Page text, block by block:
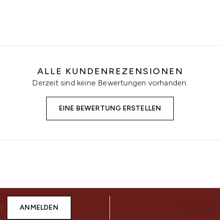
ALLE KUNDENREZENSIONEN
Derzeit sind keine Bewertungen vorhanden.
EINE BEWERTUNG ERSTELLEN
ANMELDEN FOLGE